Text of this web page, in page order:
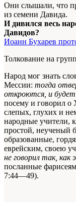
Они слышали, что
из семени Давида.
И дивился весь
Давидов?
Иоанн Бухарев
Толкование на
Народ мог знать
Мессии: тогда
откроются, и будет
посему и говорил о
слепых, глухих и
народные учители,
простой, неученый
образованные,
еврейским, своею
не говорил так, как
посланные
7:44—49).